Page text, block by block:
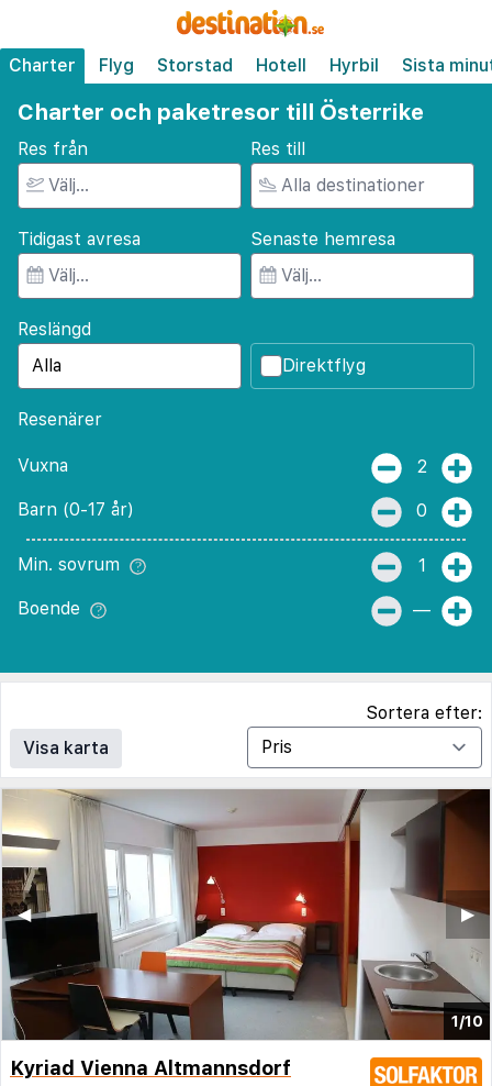
Charter Flyg Storstad Hotell Hyrbil Sista
Charter och paketresor till Österrike
Res från Res till
Tidigast avresa Senaste hemresa
Reslängd
Direktflyg
Resenärer
Vuxna 2
Barn (0-17 år) 0
Min. sovrum 1
Boende —
Visa karta
Sortera efter:
1/10
▶︎
◀︎
Kyriad Vienna Altmannsdorf